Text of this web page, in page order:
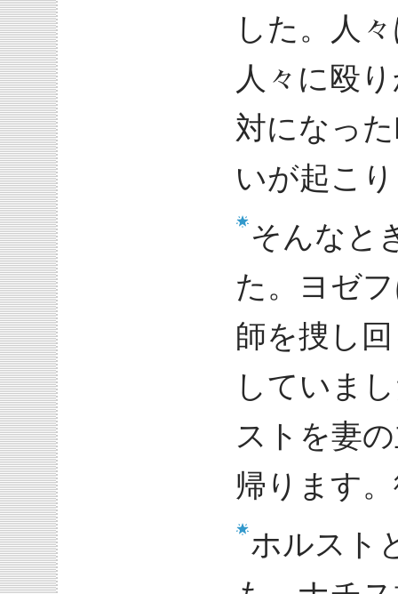
した。人
人々に殴
対になっ
いが起こ
そんなと
た。ヨゼ
師を捜し
していま
ストを妻
帰ります
ホルスト